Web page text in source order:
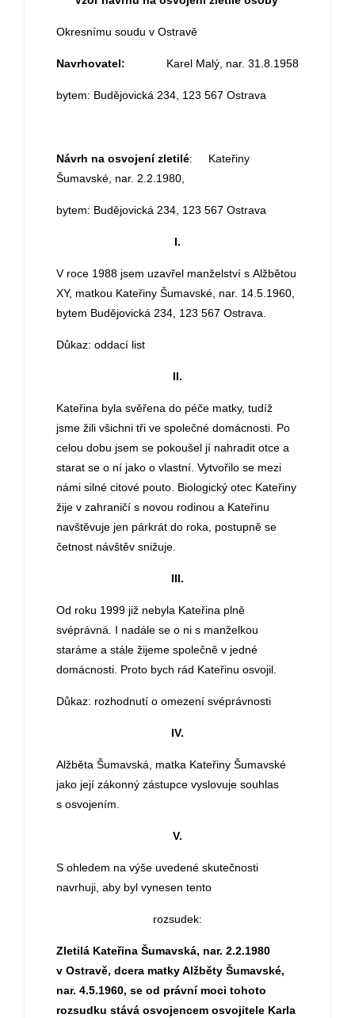
Okresnímu soudu v Ostravě
Navrhovatel: Karel Malý, nar. 31.8.1958
bytem: Budějovická 234, 123 567 Ostrava
Návrh na osvojení zletilé: Kateřiny
Šumavské, nar. 2.2.1980,
bytem: Budějovická 234, 123 567 Ostrava
I.
V roce 1988 jsem uzavřel manželství s Alžbětou
XY, matkou Kateřiny Šumavské, nar. 14.5.1960,
bytem Budějovická 234, 123 567 Ostrava.
Důkaz: oddací list
II.
Kateřina byla svěřena do péče matky, tudíž
jsme žili všichni tři ve společné domácnosti. Po
celou dobu jsem se pokoušel jí nahradit otce a
starat se o ní jako o vlastní. Vytvořilo se mezi
námi silné citové pouto. Biologický otec Kateřiny
žije v zahraničí s novou rodinou a Kateřinu
navštěvuje jen párkrát do roka, postupně se
četnost návštěv snižuje.
III.
Od roku 1999 již nebyla Kateřina plně
svéprávná. I nadále se o ni s manželkou
staráme a stále žijeme společně v jedné
domácnosti. Proto bych rád Kateřinu osvojil.
Důkaz: rozhodnutí o omezení svéprávnosti
IV.
Alžběta Šumavská, matka Kateřiny Šumavské
jako její zákonný zástupce vyslovuje souhlas
s osvojením.
V.
S ohledem na výše uvedené skutečnosti
navrhuji, aby byl vynesen tento
rozsudek:
Zletilá Kateřina Šumavská, nar. 2.2.1980
v Ostravě, dcera matky Alžběty Šumavské,
nar. 4.5.1960, se od právní moci tohoto
rozsudku stává osvojencem osvojitele Karla